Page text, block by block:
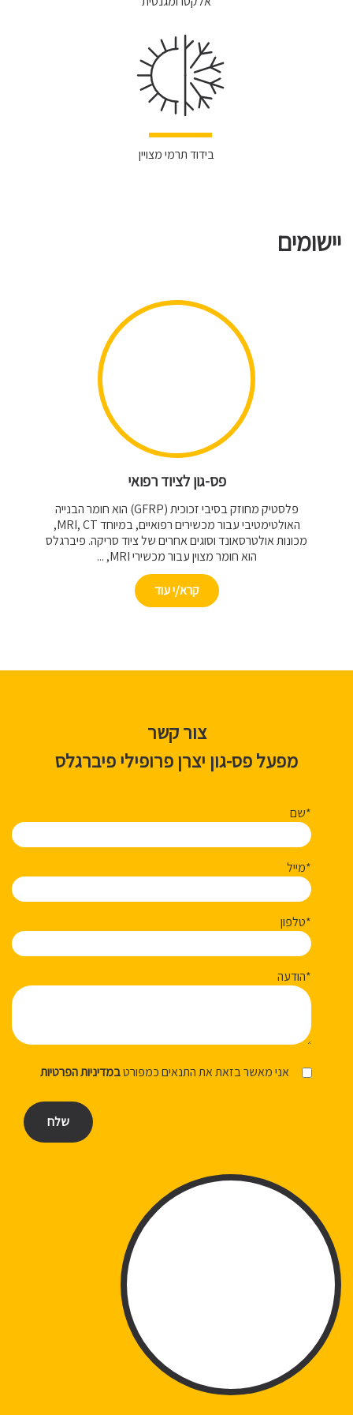
בידוד תרמי מצויין
יישומים
פס-גון לציוד רפואי
פלסטיק מחוזק בסיבי זכוכית (GFRP) הוא חומר הבנייה
האולטימטיבי עבור מכשירים רפואיים, במיוחד MRI, CT,
מכונות אולטרסאונד וסוגים אחרים של ציוד סריקה. פיברגלס
הוא חומר מצוין עבור מכשירי MRI, ...
קרא/י עוד
צור קשר
מפעל פס-גון יצרן פרופילי פיברגלס
שם*
מייל*
טלפון*
הודעה*
אני מאשר בזאת את התנאים כמפורטבמדיניות הפרטיות